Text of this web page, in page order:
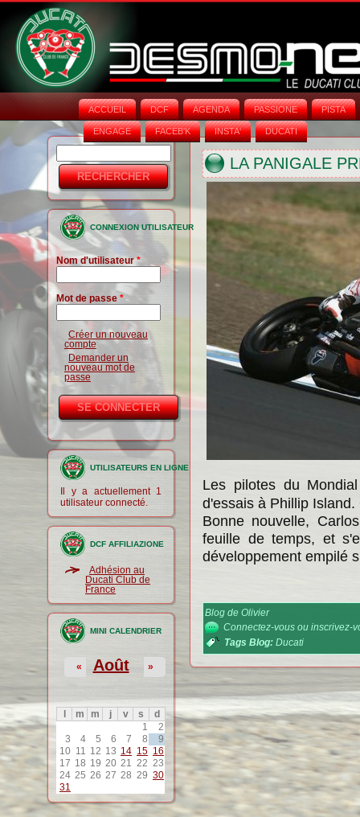
ACCUEIL DCF AGENDA PASSIONE PISTA
ENGAGE FACEB'K INSTA‘ DUCATI
Formulaire
de
recherche
CONNEXION UTILISATEUR
Nom d'utilisateur*
Mot de passe *
Créer un nouveau
compte
Demander un
nouveau mot de
passe
UTILISATEURS EN LIGNE
Il y a actuellement 1
utilisateur connecté.
DCF AFFILIAZIONE
Adhésion au
Ducati Club de
France
MINI CALENDRIER
Août
« »
m m j v s
d
1
2
3
4 5 6 7 8
9
10 11 12 13 14 15 16
17 18 19 20 21 22 23
24 25 26 27 28 29 30
31
LA PANIGALE
Les pilotes du
d'essais à Phillip Island.
Bonne nouvelle,
feuille de temps, et
développement empilé
Blog de Olivier
Connectez-vous ou inscrivez-
Tags Blog: Ducati